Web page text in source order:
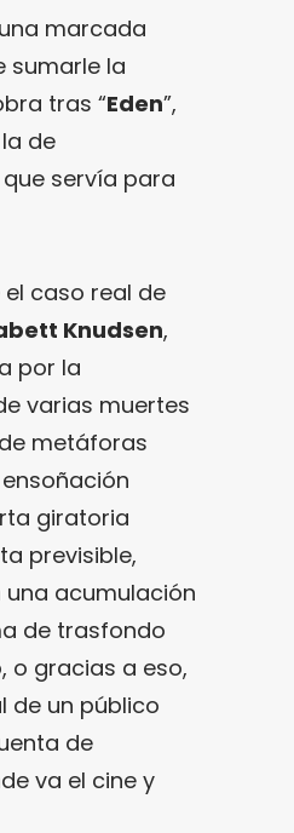
marcada
sumarle la
tras “Eden”,
la de
que servía para
caso real de
Knudsen,
por la
varias muertes
metáforas
giratoria
previsible,
acumulación
de trasfondo
o gracias a eso,
de un público
de
va el cine y